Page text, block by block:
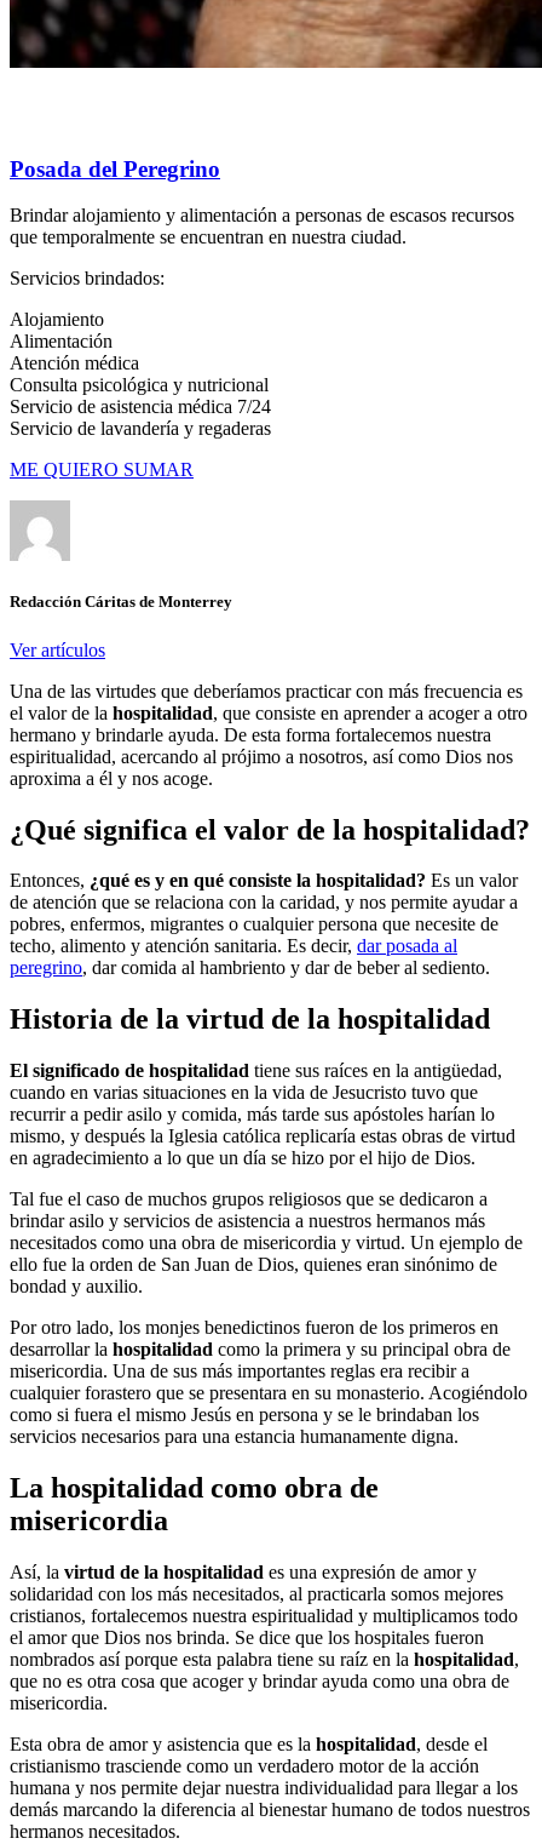
Posada del Peregrino
Brindar alojamiento y alimentación a personas de escasos recursos
que temporalmente se encuentran en nuestra ciudad.
Servicios brindados:
Alojamiento
Alimentación
Atención médica
Consulta psicológica y nutricional
Servicio de asistencia médica 7/24
Servicio de lavandería y regaderas
ME QUIERO SUMAR
Redacción Cáritas de Monterrey
Ver artículos
Una de las virtudes que deberíamos practicar con más frecuencia es
el valor de la hospitalidad, que consiste en aprender a acoger a otro
hermano y brindarle ayuda. De esta forma fortalecemos nuestra
espiritualidad, acercando al prójimo a nosotros, así como Dios nos
aproxima a él y nos acoge.
¿Qué significa el valor de la hospitalidad?
Entonces, ¿qué es y en qué consiste la hospitalidad? Es un valor
de atención que se relaciona con la caridad, y nos permite ayudar a
pobres, enfermos, migrantes o cualquier persona que necesite de
techo, alimento y atención sanitaria. Es decir, dar posada al
peregrino, dar comida al hambriento y dar de beber al sediento.
Historia de la virtud de la hospitalidad
El significado de hospitalidad tiene sus raíces en la antigüedad,
cuando en varias situaciones en la vida de Jesucristo tuvo que
recurrir a pedir asilo y comida, más tarde sus apóstoles harían lo
mismo, y después la Iglesia católica replicaría estas obras de virtud
en agradecimiento a lo que un día se hizo por el hijo de Dios.
Tal fue el caso de muchos grupos religiosos que se dedicaron a
brindar asilo y servicios de asistencia a nuestros hermanos más
necesitados como una obra de misericordia y virtud. Un ejemplo de
ello fue la orden de San Juan de Dios, quienes eran sinónimo de
bondad y auxilio.
Por otro lado, los monjes benedictinos fueron de los primeros en
desarrollar la hospitalidad como la primera y su principal obra de
misericordia. Una de sus más importantes reglas era recibir a
cualquier forastero que se presentara en su monasterio. Acogiéndolo
como si fuera el mismo Jesús en persona y se le brindaban los
servicios necesarios para una estancia humanamente digna.
La hospitalidad como obra de
misericordia
Así, la virtud de la hospitalidad es una expresión de amor y
solidaridad con los más necesitados, al practicarla somos mejores
cristianos, fortalecemos nuestra espiritualidad y multiplicamos todo
el amor que Dios nos brinda. Se dice que los hospitales fueron
nombrados así porque esta palabra tiene su raíz en la hospitalidad,
que no es otra cosa que acoger y brindar ayuda como una obra de
misericordia.
Esta obra de amor y asistencia que es la hospitalidad, desde el
cristianismo trasciende como un verdadero motor de la acción
humana y nos permite dejar nuestra individualidad para llegar a los
demás marcando la diferencia al bienestar humano de todos nuestros
hermanos necesitados.